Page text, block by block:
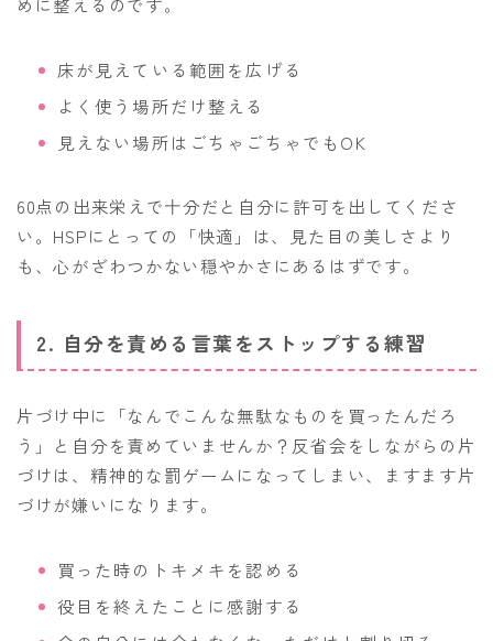
床が見えている範囲を広げる
よく使う場所だけ整える
見えない場所はごちゃごちゃでもOK
60点の出来栄えで十分だと自分に許可を出してくださ
い。HSPにとっての「快適」は、見た目の美しさより
も、心がざわつかない穏やかさにあるはずです。
2. 自分を責める言葉をストップする練習
片づけ中に「なんでこんな無駄なものを買ったんだろ
う」と自分を責めていませんか？反省会をしながらの片
づけは、精神的な罰ゲームになってしまい、ますます片
づけが嫌いになります。
買った時のトキメキを認める
役目を終えたことに感謝する